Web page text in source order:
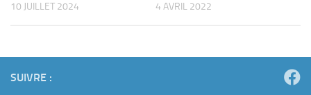
10 JUILLET 2024 4 AVRIL 2022
SUIVRE :